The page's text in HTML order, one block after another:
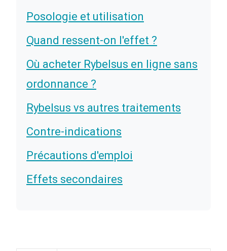
Posologie et utilisation
Quand ressent-on l'effet ?
Où acheter Rybelsus en ligne sans
ordonnance ?
Rybelsus vs autres traitements
Contre-indications
Précautions d'emploi
Effets secondaires